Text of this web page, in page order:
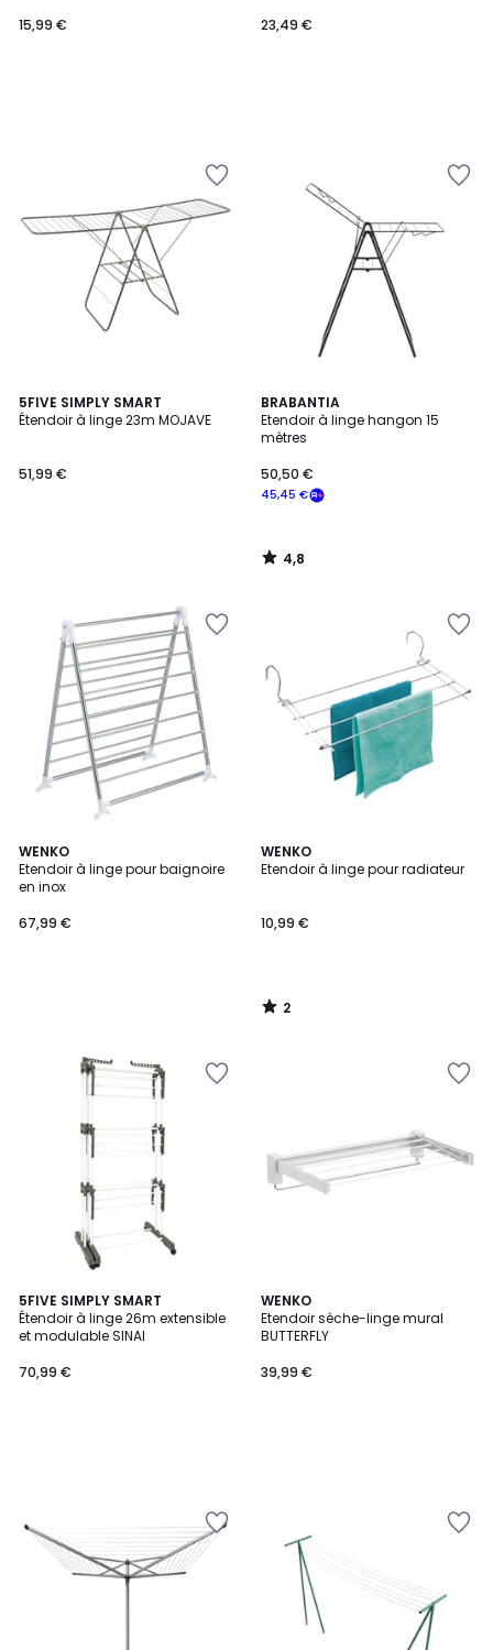
15,99 €
23,49 €
5FIVE SIMPLY SMART
Étendoir à linge 23m MOJAVE
51,99 €
BRABANTIA
Etendoir à linge hangon 15
mètres
45,45 €
50,50 €
4,8
/ 5
4,8
/
WENKO
Etendoir à linge pour baignoire
en inox
67,99 €
WENKO
Etendoir à linge pour radiateur
10,99 €
2
/
2
/
5FIVE SIMPLY SMART
Étendoir à linge 26m extensible
et modulable SINAI
70,99 €
WENKO
Etendoir sèche-linge mural
BUTTERFLY
39,99 €